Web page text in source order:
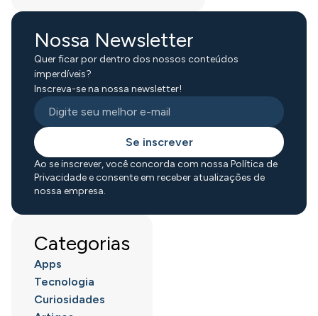
Nossa Newsletter
Quer ficar por dentro dos nossos conteúdos
imperdíveis?
Inscreva-se na nossa newsletter!
Se inscrever
Ao se inscrever, você concorda com nossa Política de
Privacidade e consente em receber atualizações de
nossa empresa.
Categorias
Apps
Tecnologia
Curiosidades